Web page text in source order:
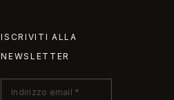
ISCRIVITI ALLA
NEWSLETTER